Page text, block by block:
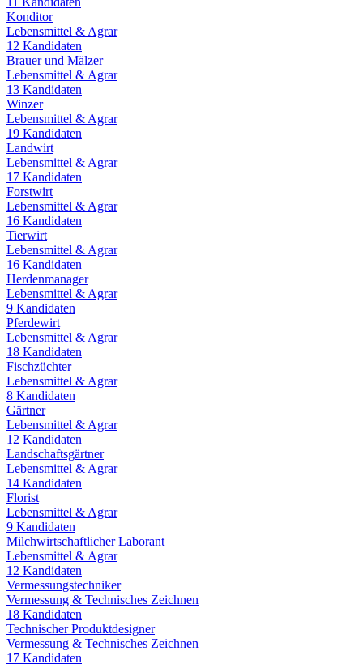
Konditor
Lebensmittel & Agrar
12 Kandidaten
Brauer und Mälzer
Lebensmittel & Agrar
13 Kandidaten
Winzer
Lebensmittel & Agrar
19 Kandidaten
Landwirt
Lebensmittel & Agrar
17 Kandidaten
Forstwirt
Lebensmittel & Agrar
16 Kandidaten
Tierwirt
Lebensmittel & Agrar
16 Kandidaten
Herdenmanager
Lebensmittel & Agrar
9 Kandidaten
Pferdewirt
Lebensmittel & Agrar
18 Kandidaten
Fischzüchter
Lebensmittel & Agrar
8 Kandidaten
Gärtner
Lebensmittel & Agrar
12 Kandidaten
Landschaftsgärtner
Lebensmittel & Agrar
14 Kandidaten
Florist
Lebensmittel & Agrar
9 Kandidaten
Milchwirtschaftlicher Laborant
Lebensmittel & Agrar
12 Kandidaten
Vermessungstechniker
Vermessung & Technisches Zeichnen
18 Kandidaten
Technischer Produktdesigner
Vermessung & Technisches Zeichnen
17 Kandidaten